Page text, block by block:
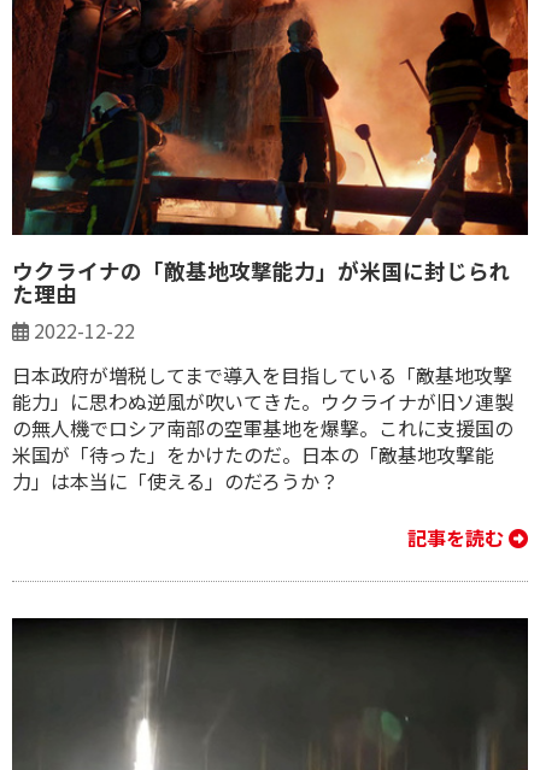
ウクライナの「敵基地攻撃能力」が米国に封じられ
た理由
2022-12-22
日本政府が増税してまで導入を目指している「敵基地攻撃
能力」に思わぬ逆風が吹いてきた。ウクライナが旧ソ連製
の無人機でロシア南部の空軍基地を爆撃。これに支援国の
米国が「待った」をかけたのだ。日本の「敵基地攻撃能
力」は本当に「使える」のだろうか？
記事を読む